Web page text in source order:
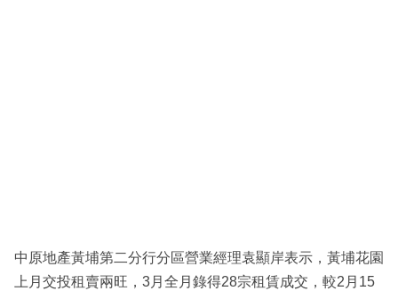
區
中原地產黃埔第二分行分區營業經理袁顯岸表示，黃埔花園
上月交投租賣兩旺，3月全月錄得28宗租賃成交，較2月15